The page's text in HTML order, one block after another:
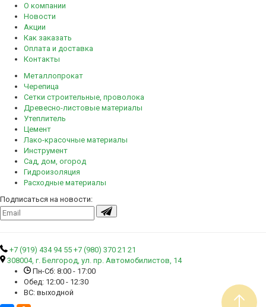
О компании
Новости
Акции
Как заказать
Оплата и доставка
Контакты
Металлопрокат
Черепица
Сетки строительные, проволока
Древесно-листовые материалы
Утеплитель
Цемент
Лако-красочные материалы
Инструмент
Сад, дом, огород
Гидроизоляция
Расходные материалы
Подписаться на новости:
+7 (919) 434 94 55 +7 (980) 370 21 21
308004, г. Белгород, ул. пр. Автомобилистов, 14
Пн-Сб: 8:00 - 17:00
Обед: 12:00 - 12:30
ВС: выходной